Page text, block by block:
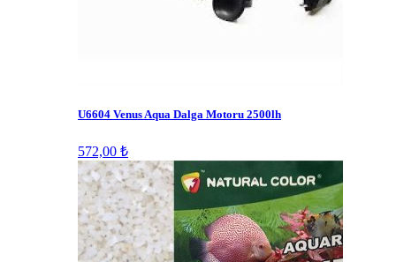
U6604 Venus Aqua Dalga Motoru 2500lh
572,00 ₺